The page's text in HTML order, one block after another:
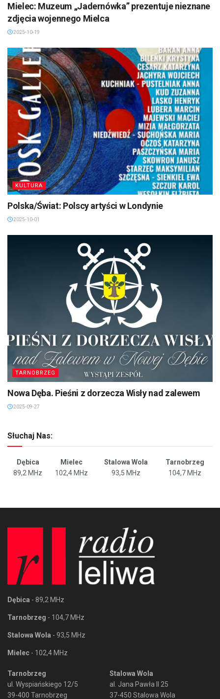
Mielec: Muzeum „Jadernówka” prezentuje nieznane
zdjęcia wojennego Mielca
2025-10-19
KULTURA
Polska/Świat: Polscy artyści w Londynie
2025-10-01
TARNOBRZEG
Nowa Dęba. Pieśni z dorzecza Wisły nad zalewem
2025-09-27
Słuchaj Nas:
Dębica Mielec Stalowa Wola
Tarnobrzeg
89,2 MHz
102,4 MHz 93,5 MHz 104,7 MHz
Dębica - 89,2 MHz
Tarnobrzeg - 104,7 MHz
Stalowa Wola - 93,5 MHz
Mielec - 102,4 MHz
Tarnobrzeg
ul. Wyspiańskiego 12/5
39-400 Tarnobrzeg
Stalowa Wola
al. Jana Pawła II 25
37-450 Stalowa Wola